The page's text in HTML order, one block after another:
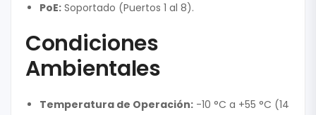
PoE: Soportado (Puertos 1 al 8).
Condiciones
Ambientales
Temperatura de Operación: -10 °C a +55 °C (14